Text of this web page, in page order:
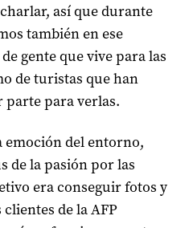
así que durante
también en ese
gente que vive para las
de turistas que han
parte para verlas.
emoción del entorno,
de la pasión por las
era conseguir fotos y
clientes de laAFP